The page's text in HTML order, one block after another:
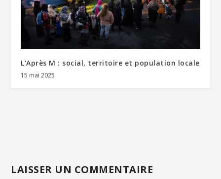
L’Après M : social, territoire et population locale
15 mai 2025
LAISSER UN COMMENTAIRE